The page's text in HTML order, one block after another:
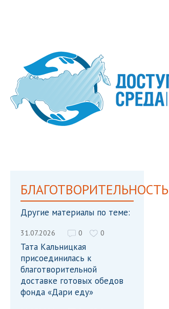
БЛАГОТВОРИТЕЛЬНОСТЬ
Другие материалы по теме:
31.07.2026 0 0
Тата Кальницкая
присоединилась к
благотворительной
доставке готовых обедов
фонда «Дари еду»